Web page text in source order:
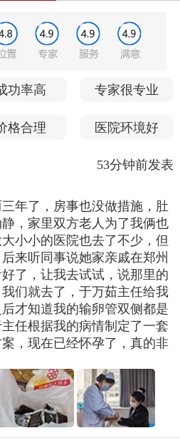
功率高 专家很专业
格合理 医院环境好
53分钟前发表
年了，房事也没做措施，肚
，家里双方老人为了我俩也
小小的医院也去了不少，但
来听同事说她家亲戚在郑州
了，让我去试试，说那里的
们就去了，于万茹主任给我
才知道我的输卵管双侧都是
任根据我的病情制定了一套
，现在已经怀孕了，真的非